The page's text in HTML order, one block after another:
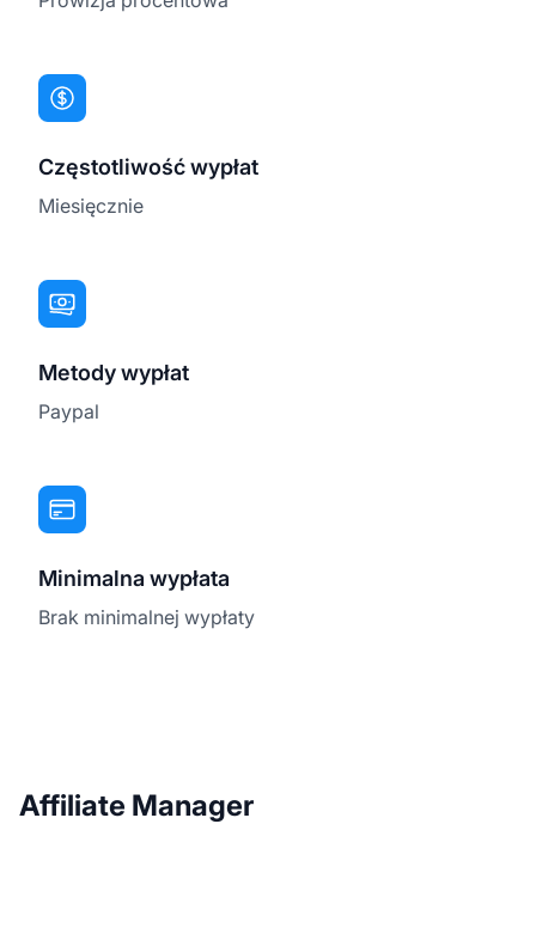
Częstotliwość wypłat
Miesięcznie
Metody wypłat
Paypal
Minimalna wypłata
Brak minimalnej wypłaty
Affiliate Manager